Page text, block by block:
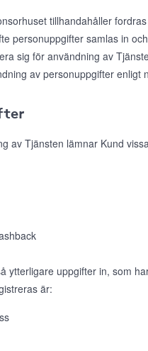
tillhandahåller
personuppgifter samlas in
sig för användning av
av personuppgifter enligt
av Tjänsten lämnar Kund
ytterligare uppgifter in, som
är: